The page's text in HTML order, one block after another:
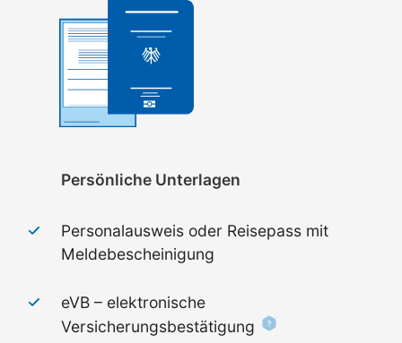
Persönliche Unterlagen
Personalausweis oder Reisepass mit
Meldebescheinigung
eVB – elektronische
Versicherungsbestätigung